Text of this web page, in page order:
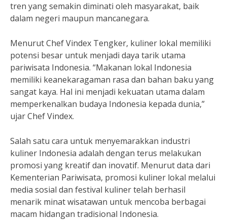
tren yang semakin diminati oleh masyarakat, baik
dalam negeri maupun mancanegara.
Menurut Chef Vindex Tengker, kuliner lokal memiliki
potensi besar untuk menjadi daya tarik utama
pariwisata Indonesia. “Makanan lokal Indonesia
memiliki keanekaragaman rasa dan bahan baku yang
sangat kaya. Hal ini menjadi kekuatan utama dalam
memperkenalkan budaya Indonesia kepada dunia,”
ujar Chef Vindex.
Salah satu cara untuk menyemarakkan industri
kuliner Indonesia adalah dengan terus melakukan
promosi yang kreatif dan inovatif. Menurut data dari
Kementerian Pariwisata, promosi kuliner lokal melalui
media sosial dan festival kuliner telah berhasil
menarik minat wisatawan untuk mencoba berbagai
macam hidangan tradisional Indonesia.